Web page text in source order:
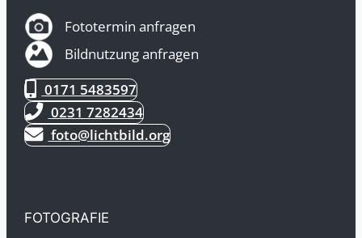
Fototermin anfragen
Bildnutzung anfragen
0171 5483597
0231 7282434
foto@lichtbild.org
FOTOGRAFIE